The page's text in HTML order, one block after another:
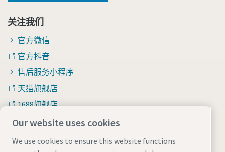
关注我们
官方微信
官方抖音
售后服务小程序
天猫旗舰店
1688旗舰店
知乎
Our website uses cookies
We use cookies to ensure this website functions